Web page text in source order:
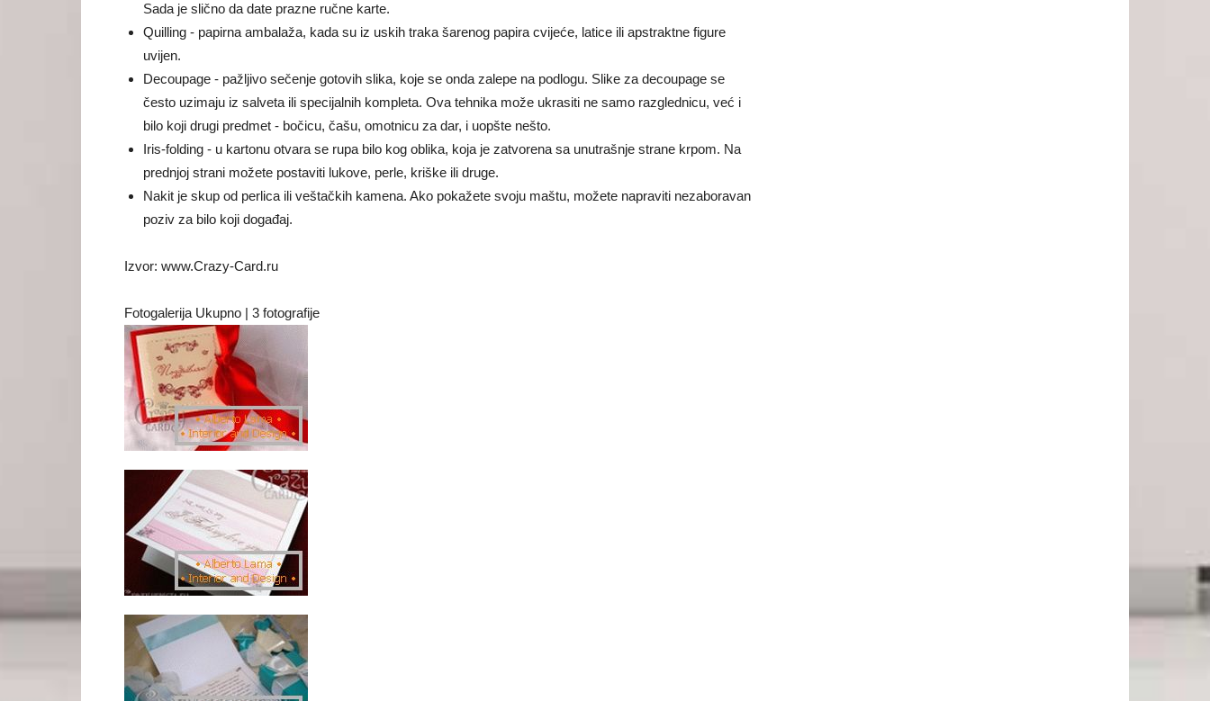
Sada je slično da date prazne ručne karte.
Quilling - papirna ambalaža, kada su iz uskih traka šarenog papira cvijeće, latice ili apstraktne figure
uvijen.
Decoupage - pažljivo sečenje gotovih slika, koje se onda zalepe na podlogu. Slike za decoupage se
često uzimaju iz salveta ili specijalnih kompleta. Ova tehnika može ukrasiti ne samo razglednicu, već i
bilo koji drugi predmet - bočicu, čašu, omotnicu za dar, i uopšte nešto.
Iris-folding - u kartonu otvara se rupa bilo kog oblika, koja je zatvorena sa unutrašnje strane krpom. Na
prednjoj strani možete postaviti lukove, perle, kriške ili druge.
Nakit je skup od perlica ili veštačkih kamena. Ako pokažete svoju maštu, možete napraviti nezaboravan
poziv za bilo koji događaj.
Izvor: www.Crazy-Card.ru
Fotogalerija Ukupno | 3 fotografije